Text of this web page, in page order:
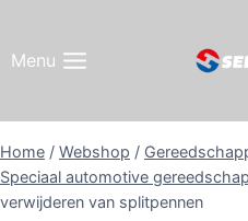
inhoud
Menu
Home / Webshop /
Speciaal automotive
verwijderen van splitpennen